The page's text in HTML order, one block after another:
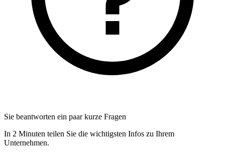
Sie beantworten ein paar kurze Fragen
In 2 Minuten teilen Sie die wichtigsten Infos zu Ihrem
Unternehmen.